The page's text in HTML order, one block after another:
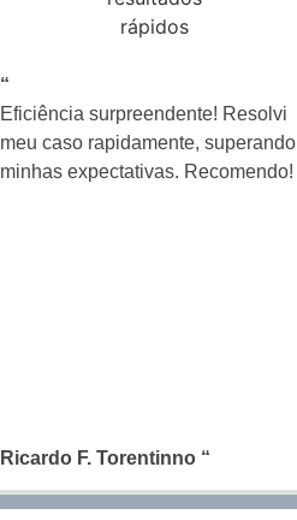
“
Eficiência surpreendente! Resolvi
meu caso rapidamente, superando
minhas expectativas. Recomendo!
Ricardo F. Torentinno “